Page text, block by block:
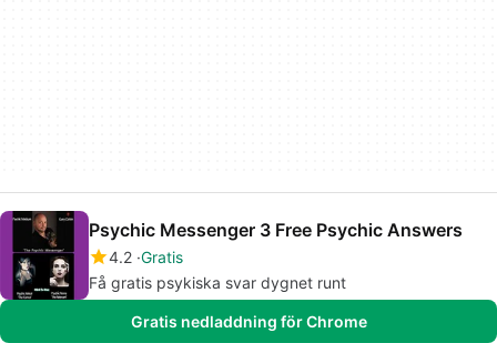
Psychic Messenger 3 Free Psychic Answers
4.2 Gratis
Få gratis psykiska svar dygnet runt
Gratis nedladdning för Chrome